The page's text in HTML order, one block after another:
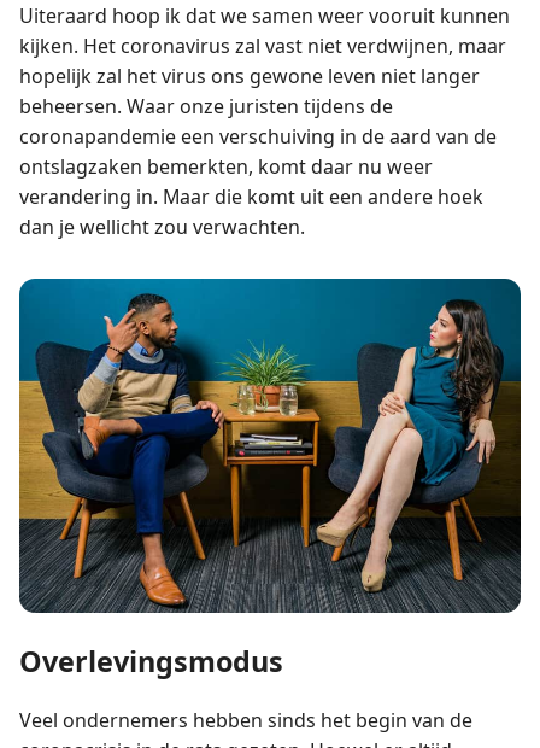
Uiteraard hoop ik dat we samen weer vooruit kunnen
kijken. Het coronavirus zal vast niet verdwijnen, maar
hopelijk zal het virus ons gewone leven niet langer
beheersen. Waar onze juristen tijdens de
coronapandemie een verschuiving in de aard van de
ontslagzaken bemerkten, komt daar nu weer
verandering in. Maar die komt uit een andere hoek
dan je wellicht zou verwachten.
Overlevingsmodus
Veel ondernemers hebben sinds het begin van de